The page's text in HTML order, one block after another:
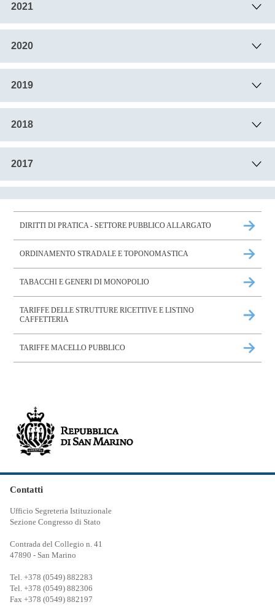
2021
2020
2019
2018
2017
DIRITTI DI PRATICA - SETTORE PUBBLICO ALLARGATO
ORDINAMENTO STRADALE E TOPONOMASTICA
TABACCHI E GENERI DI MONOPOLIO
TARIFFE DELLE STRUTTURE RICETTIVE E LISTINO
CAFFETTERIA
TARIFFE MACELLO PUBBLICO
Contatti
Ufficio Segreteria Istituzionale
Sezione Congresso di Stato
Contrada del Collegio n. 41
47890 - San Marino
Tel. +378 (0549) 882283
Tel. +378 (0549) 882306
Fax +378 (0549) 882197